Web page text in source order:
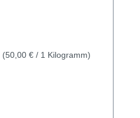
(50,00 € / 1 Kilogramm)